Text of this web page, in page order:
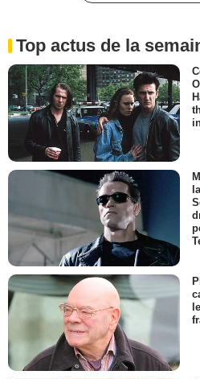
Top actus de la